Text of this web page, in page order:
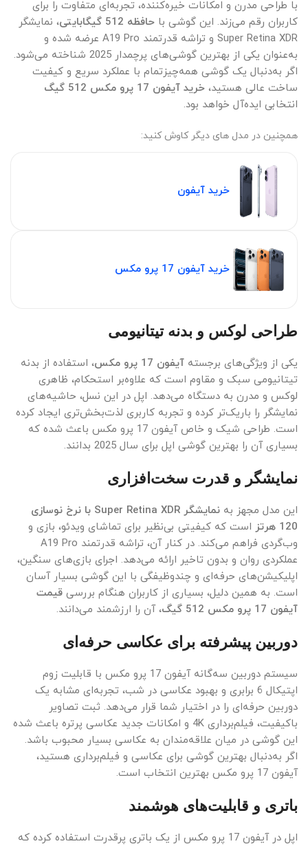
با طراحی مدرن و امکانات خیره‌کننده، تجربه‌ای متفاوت را برای
کاربران رقم می‌زند. این گوشی با حافظه 512 گیگابایتی
، نمایشگر
Super Retina XDR و تراشه قدرتمند A19 Pro عرضه شده و
به‌عنوان یکی از بهترین گوشی‌های پرچمدار 2025 شناخته می‌شود.
اگر به‌دنبال یک گوشی همه‌چیزتمام با عملکرد سریع و کیفیت
ساخت عالی هستید، خرید آیفون 17 پرو مکس 512 گیگ
انتخابی ایده‌آل خواهد بود.
همچنین در مدل های دیگر کاوش کنید‫:‬
خرید آیفون
خرید آیفون 17 پرو مکس
طراحی لوکس و بدنه تیتانیومی
یکی از ویژگی‌های برجسته آیفون 17 پرو مکس
، استفاده از بدنه
تیتانیومی سبک و مقاوم است که علاوه‌بر استحکام، ظاهری
لوکس و مدرن به دستگاه می‌دهد. اپل در این نسل، حاشیه‌های
نمایشگر را باریک‌تر کرده و تجربه کاربری لذت‌بخش‌تری ایجاد کرده
است. طراحی شیک و خاص آیفون 17 پرو مکس باعث شده که
بسیاری آن را بهترین گوشی اپل برای سال 2025 بدانند.
نمایشگر و قدرت سخت‌افزاری
این مدل مجهز به
نمایشگر Super Retina XDR با نرخ نوسازی
120 هرتز
است که کیفیتی بی‌نظیر برای تماشای ویدئو، بازی و
وب‌گردی فراهم می‌کند. در کنار آن، تراشه قدرتمند A19 Pro
عملکردی روان و بدون تاخیر ارائه می‌دهد. اجرای بازی‌های سنگین،
اپلیکیشن‌های حرفه‌ای و چندوظیفگی با این گوشی بسیار آسان
است. به همین دلیل، بسیاری از کاربران هنگام بررسی قیمت
آیفون 17 پرو مکس 512 گیگ
، آن را ارزشمند می‌دانند.
دوربین پیشرفته برای عکاسی حرفه‌ای
سیستم دوربین سه‌گانه آیفون 17 پرو مکس با قابلیت زوم
اپتیکال 6 برابری و بهبود عکاسی در شب، تجربه‌ای مشابه یک
دوربین حرفه‌ای را در اختیار شما قرار می‌دهد. ثبت تصاویر
باکیفیت، فیلم‌برداری 4K و امکانات جدید عکاسی پرتره باعث شده
این گوشی در میان علاقه‌مندان به عکاسی بسیار محبوب باشد.
اگر به‌دنبال بهترین گوشی برای عکاسی و فیلم‌برداری هستید،
آیفون 17 پرو مکس بهترین انتخاب است.
باتری و قابلیت‌های هوشمند
اپل در آیفون 17 پرو مکس از یک باتری پرقدرت استفاده کرده که